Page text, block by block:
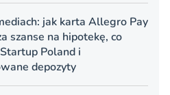
jak karta Allegro Pay
szanse na hipotekę, co
Poland i
depozyty